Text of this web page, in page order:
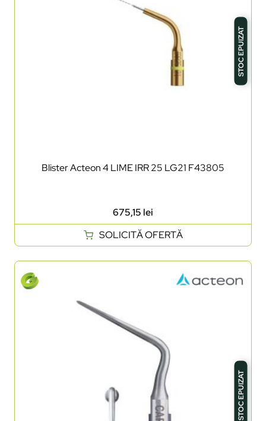
STOC EPUIZAT
Blister Acteon 4 LIME IRR 25 LG21 F43805
675,15 lei
SOLICITĂ OFERTĂ
STOC EPUIZAT